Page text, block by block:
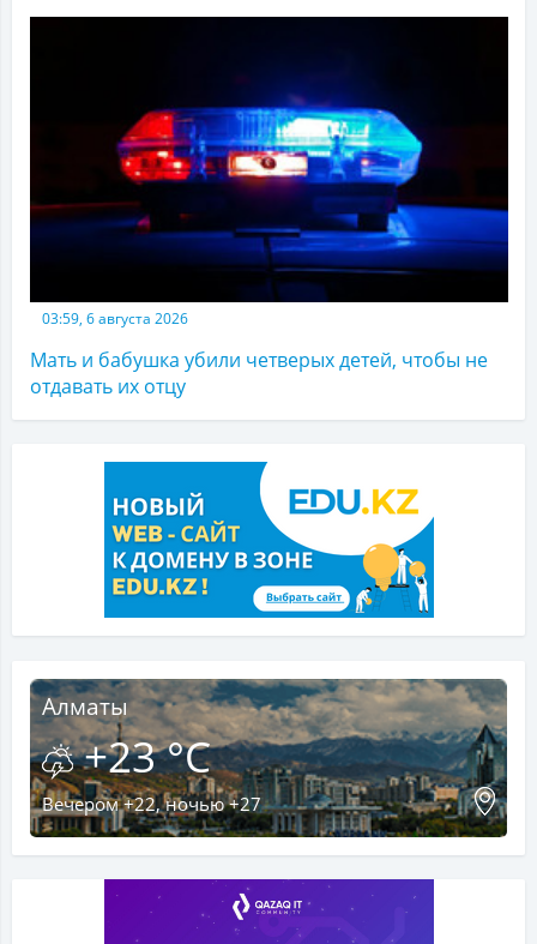
03:59, 6 августа 2026
Мать и бабушка убили четверых детей, чтобы не
отдавать их отцу
Алматы
+23 °C
Вечером +22, ночью +27